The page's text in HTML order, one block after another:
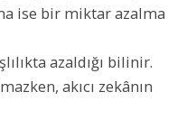
ise bir miktar azalma
azaldığı bilinir.
akıcı zekânın